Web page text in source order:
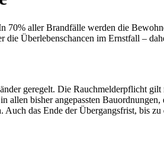
70% aller Brandfälle werden die
die Überlebenschancen im Ernstfall –
geregelt. Die Rauchmelderpflicht
bisher angepassten Bauordnungen,
das Ende der Übergangsfrist, bis zu